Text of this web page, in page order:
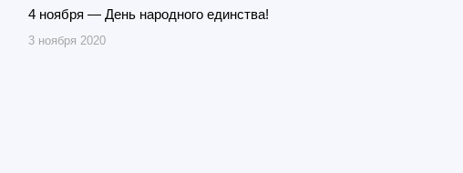
4 ноября — День народного единства!
3 ноября 2020